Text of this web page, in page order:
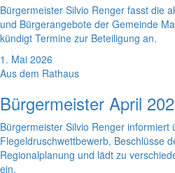
Bürgermeister Silvio Renger fasst die
und Bürgerangebote der Gemeinde
kündigt Termine zur Beteiligung an.
1. Mai 2026
Aus dem Rathaus
Bürgermeister April
Bürgermeister Silvio Renger informiert
Flegeldruschwettbewerb, Beschlüsse
Regionalplanung und lädt zu
ein.